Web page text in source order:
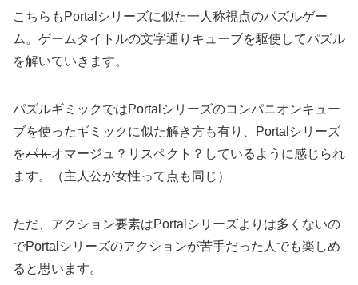
こちらもPortalシリーズに似た一人称視点のパズルゲー
ム。ゲームタイトルの文字通りキューブを駆使してパズル
を解いていきます。
パズルギミックではPortalシリーズのコンパニオンキュー
ブを使ったギミックに似た解き方も有り、Portalシリーズ
をパｋオマージュ？リスペクト？しているように感じられ
ます。（主人公が女性って点も同じ）
ただ、アクション要素はPortalシリーズよりは多くないの
でPortalシリーズのアクションが苦手だった人でも楽しめ
ると思います。